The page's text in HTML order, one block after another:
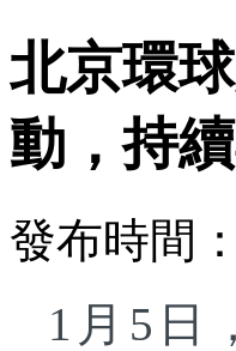
北京環
動，持
發布時間
1月5日